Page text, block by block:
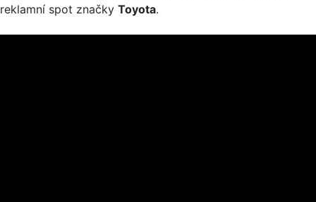
reklamní spot značky Toyota.